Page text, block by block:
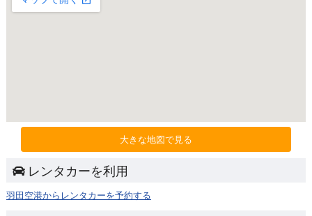
大きな地図で見る
レンタカーを利用
羽田空港からレンタカーを予約する